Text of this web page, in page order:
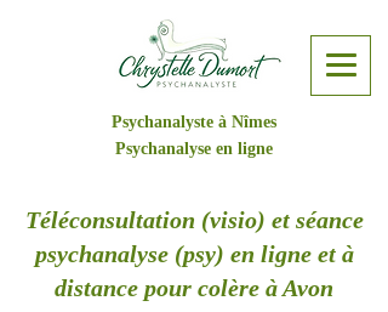
Psychanalyste à Nîmes
Psychanalyse en ligne
Téléconsultation (visio) et séance
psychanalyse (psy) en ligne et à
distance pour colère à Avon